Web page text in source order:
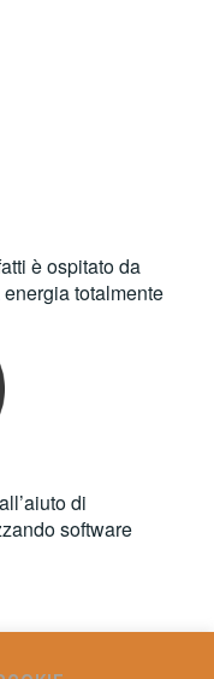
è ospitato da
totalmente
di
software